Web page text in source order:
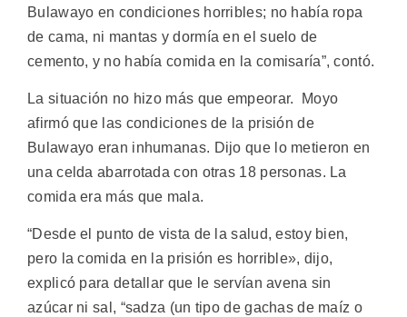
Bulawayo en condiciones horribles; no había ropa
de cama, ni mantas y dormía en el suelo de
cemento, y no había comida en la comisaría”, contó.
La situación no hizo más que empeorar. Moyo
afirmó que las condiciones de la prisión de
Bulawayo eran inhumanas. Dijo que lo metieron en
una celda abarrotada con otras 18 personas. La
comida era más que mala.
“Desde el punto de vista de la salud, estoy bien,
pero la comida en la prisión es horrible», dijo,
explicó para detallar que le servían avena sin
azúcar ni sal, “sadza (un tipo de gachas de maíz o